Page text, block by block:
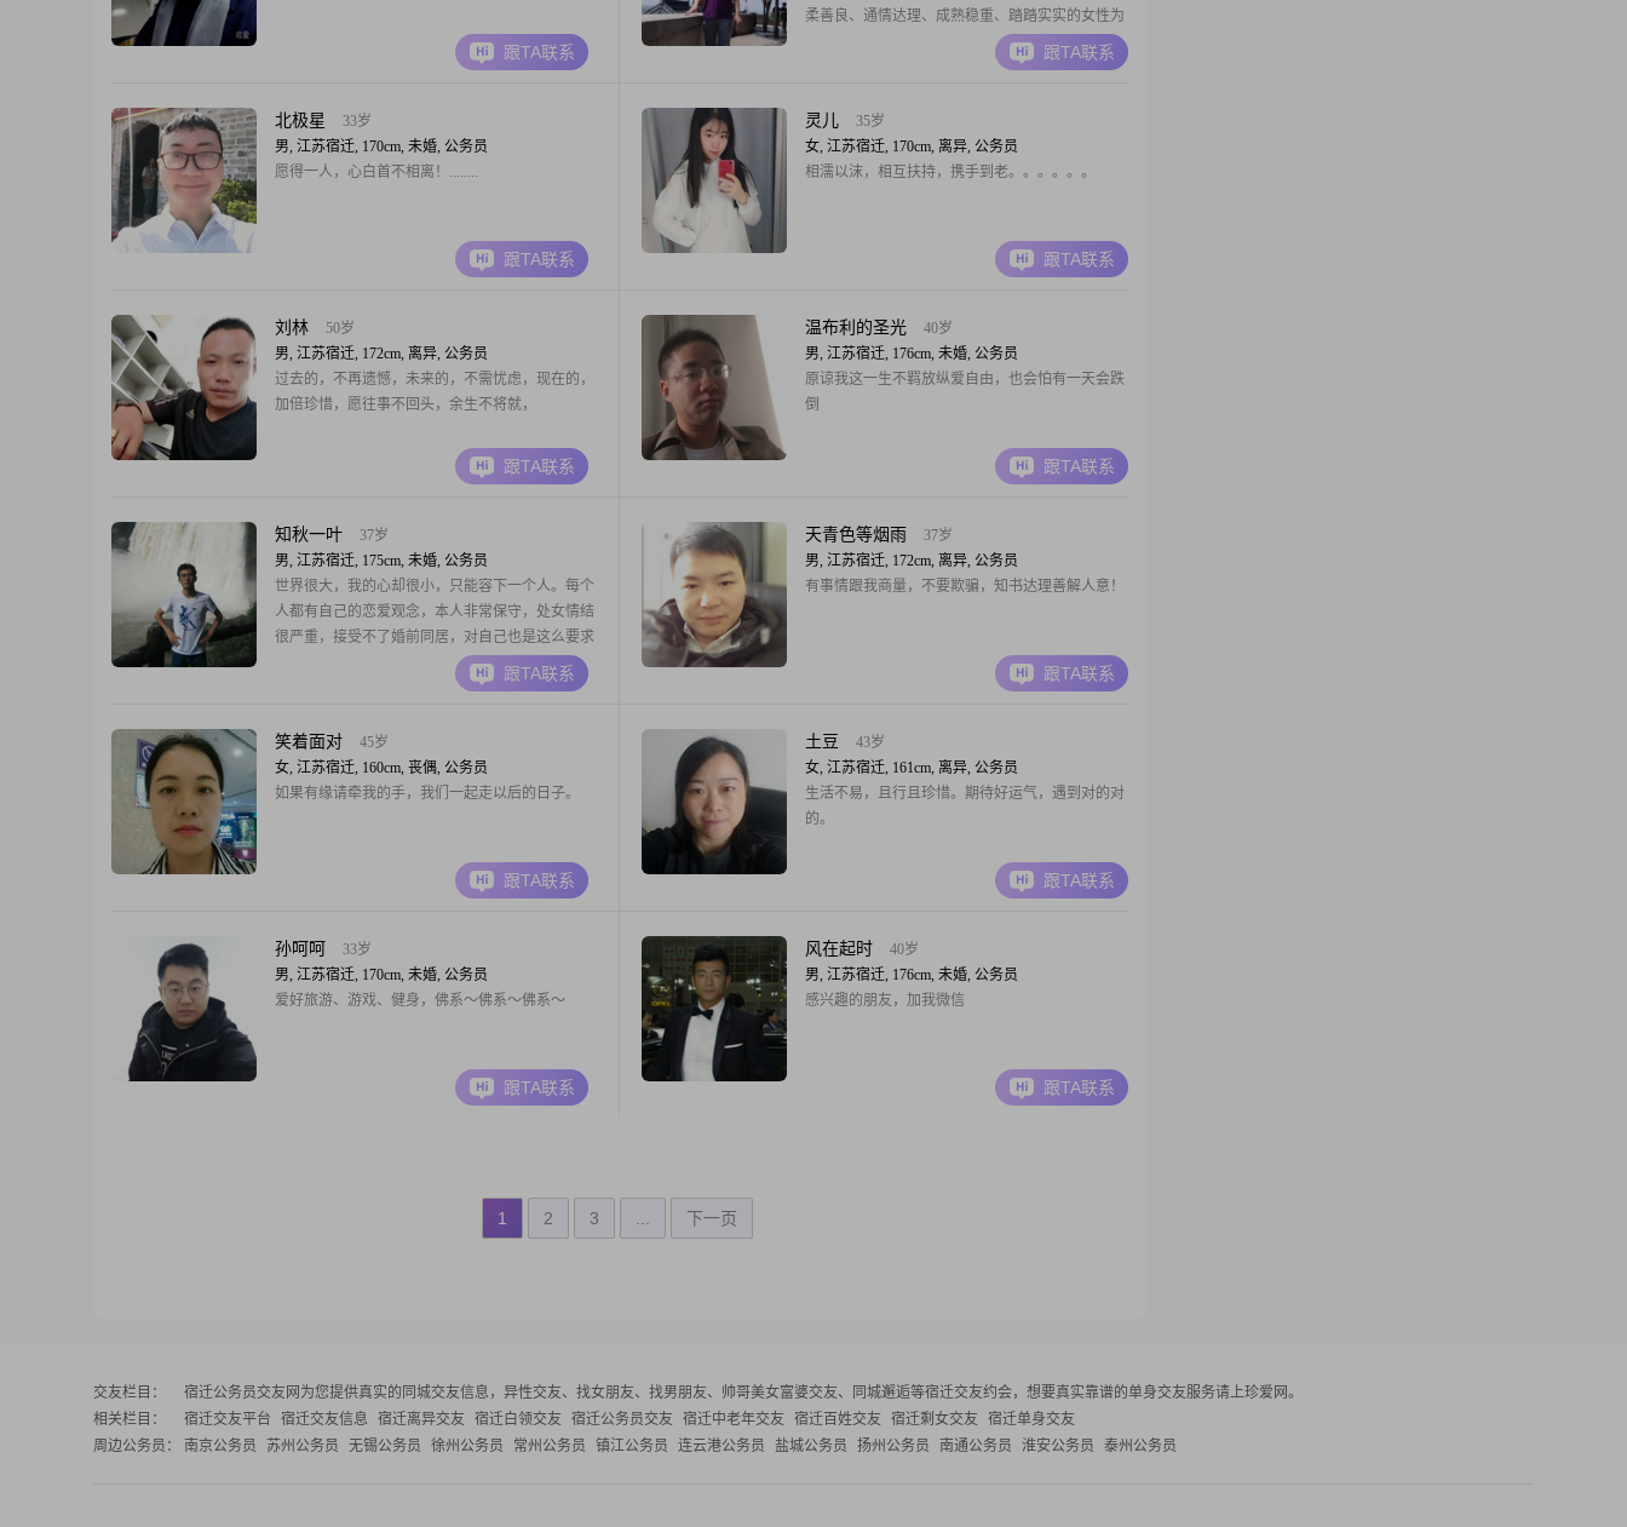
跟TA联系
柔善良、通情达理、成熟稳重、踏踏实实的女性为
伴，把余生相互托付，互敬互爱、相濡以沫，快快
乐乐安享之后的人生旅程！注：本人实际年龄比公
跟TA联系
北极星
33岁
男, 江苏宿迁, 170cm, 未婚, 公务员
愿得一人，心白首不相离！........
跟TA联系
灵儿
35岁
女, 江苏宿迁, 170cm, 离异, 公务员
相濡以沫，相互扶持，携手到老。。。。。。
跟TA联系
刘林
50岁
男, 江苏宿迁, 172cm, 离异, 公务员
过去的，不再遗憾，未来的，不需忧虑，现在的，
加倍珍惜，愿往事不回头，余生不将就，
跟TA联系
温布利的圣光
40岁
男, 江苏宿迁, 176cm, 未婚, 公务员
原谅我这一生不羁放纵爱自由，也会怕有一天会跌
倒
跟TA联系
知秋一叶
37岁
男, 江苏宿迁, 175cm, 未婚, 公务员
世界很大，我的心却很小，只能容下一个人。每个
人都有自己的恋爱观念，本人非常保守，处女情结
很严重，接受不了婚前同居，对自己也是这么要求
跟TA联系
天青色等烟雨
37岁
男, 江苏宿迁, 172cm, 离异, 公务员
有事情跟我商量，不要欺骗，知书达理善解人意！
跟TA联系
笑着面对
45岁
女, 江苏宿迁, 160cm, 丧偶, 公务员
如果有缘请牵我的手，我们一起走以后的日子。
跟TA联系
土豆
43岁
女, 江苏宿迁, 161cm, 离异, 公务员
生活不易，且行且珍惜。期待好运气，遇到对的对
的。
跟TA联系
孙呵呵
33岁
男, 江苏宿迁, 170cm, 未婚, 公务员
爱好旅游、游戏、健身，佛系～佛系～佛系～
跟TA联系
风在起时
40岁
男, 江苏宿迁, 176cm, 未婚, 公务员
感兴趣的朋友，加我微信
跟TA联系
1 2 3 下一页
交友栏目： 宿迁公务员交友网 为您提供真实的同城交友信息，异性交友、找女朋友、找男朋友、帅哥美女富婆交友、同城邂逅等宿迁交友约会，想要真实靠谱的单身交友服务请上珍爱网。
相关栏目：
宿迁交友平台 宿迁交友信息 宿迁离异交友 宿迁白领交友 宿迁公务员交友 宿迁中老年交友 宿迁百姓交友 宿迁剩女交友
宿迁单身交友
周边公务员：
南京公务员 苏州公务员 无锡公务员 徐州公务员 常州公务员 镇江公务员 连云港公务员 盐城公务员 扬州公务员 南通公务员 淮安公务员 泰州公务员